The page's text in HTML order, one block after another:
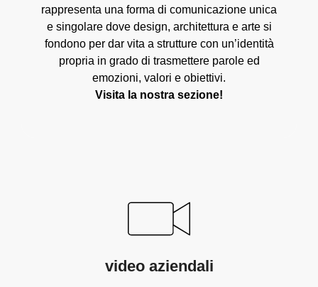
rappresenta una forma di comunicazione unica
e singolare dove design, architettura e arte si
fondono per dar vita a strutture con un’identità
propria in grado di trasmettere parole ed
emozioni, valori e obiettivi.
Visita la nostra sezione!
video aziendali